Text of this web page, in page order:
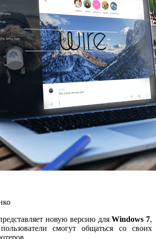
новую версию дляWindows 7,
смогут общаться cо своих